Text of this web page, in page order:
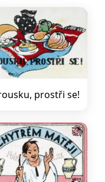
prostři se!